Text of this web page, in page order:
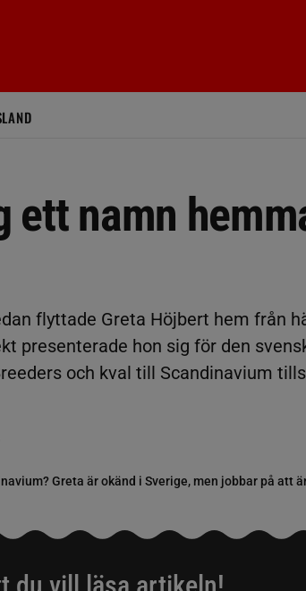
ett namn
flyttade Greta Höjbert hem från
presenterade hon sig för den
och kval till Scandinavium
Greta är okänd i Sverige, men jobbar på att